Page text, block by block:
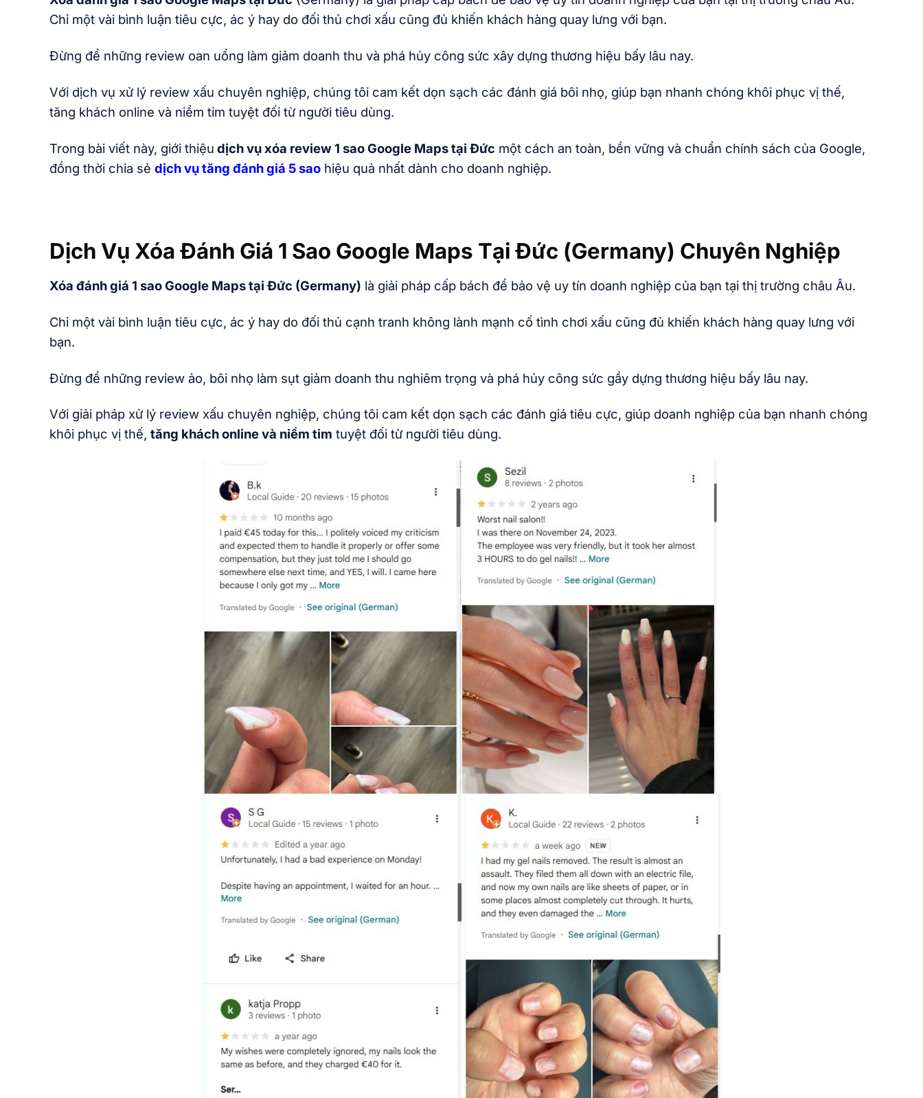
Chỉ một vài bình luận tiêu cực, ác ý hay do đối thủ chơi xấu cũng đủ khiến khách hàng quay lưng với bạn.
Đừng để những review oan uổng làm giảm doanh thu và phá hủy công sức xây dựng thương hiệu bấy lâu nay.
Với dịch vụ xử lý review xấu chuyên nghiệp, chúng tôi cam kết dọn sạch các đánh giá bôi nhọ, giúp bạn nhanh chóng khôi phục vị thế,
tăng khách online và niềm tim tuyệt đối từ người tiêu dùng.
Trong bài viết này, giới thiệu dịch vụ xóa review 1 sao Google Maps tại Đức một cách an toàn, bền vững và chuẩn chính sách của Google,
đồng thời chia sẻ dịch vụ tăng đánh giá 5 sao hiệu quả nhất dành cho doanh nghiệp.
Dịch Vụ Xóa Đánh Giá 1 Sao Google Maps Tại Đức (Germany) Chuyên Nghiệp
Xóa đánh giá 1 sao Google Maps tại Đức (Germany) là giải pháp cấp bách để bảo vệ uy tín doanh nghiệp của bạn tại thị trường châu Âu.
Chỉ một vài bình luận tiêu cực, ác ý hay do đối thủ cạnh tranh không lành mạnh cố tình chơi xấu cũng đủ khiến khách hàng quay lưng với
bạn.
Đừng để những review ảo, bôi nhọ làm sụt giảm doanh thu nghiêm trọng và phá hủy công sức gầy dựng thương hiệu bấy lâu nay.
Với giải pháp xử lý review xấu chuyên nghiệp, chúng tôi cam kết dọn sạch các đánh giá tiêu cực, giúp doanh nghiệp của bạn nhanh chóng
khôi phục vị thế, tăng khách online và niềm tim tuyệt đối từ người tiêu dùng.